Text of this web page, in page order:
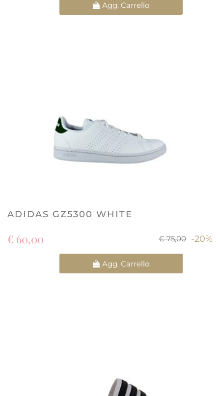
Agg. Carrello
ADIDAS GZ5300 WHITE
€ 75,00 -20%
€ 60,00
Agg. Carrello